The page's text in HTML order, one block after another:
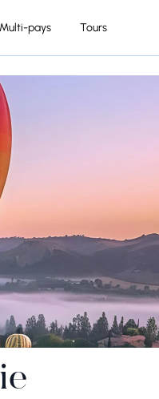
Multi-pays Tours